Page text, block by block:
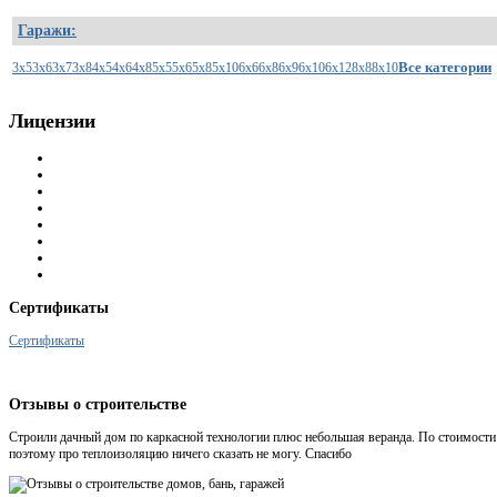
Гаражи:
3x53x63x73x84x54x64x85x55x65x85x106x66x86x96x106x128x88x10Все категории
Лицензии
Сертификаты
Сертификаты
Отзывы о строительстве
Строили дачный дом по каркасной технологии плюс небольшая веранда. По
поэтому про теплоизоляцию ничего сказать не могу. Спасибо